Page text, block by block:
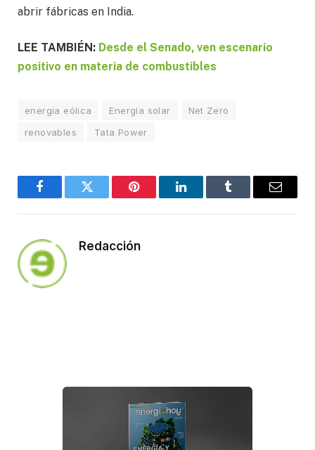
abrir fábricas en India.
LEE TAMBIÉN: Desde el Senado, ven escenario
positivo en materia de combustibles
energía eólica Energía solar
Net Zero
renovables
Tata Power
FacebookTwitter Pinterest LinkedInTumblr Email
Redacción